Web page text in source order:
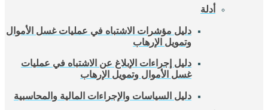
أدلة
دليل مؤشرات الاشتباه في عمليات غسل الأموال
وتمويل الإرهاب
دليل إجراءات الإبلاغ عن الاشتباه في عمليات
غسل الأموال وتمويل الإرهاب
دليل السياسات والإجراءات المالية والمحاسبية